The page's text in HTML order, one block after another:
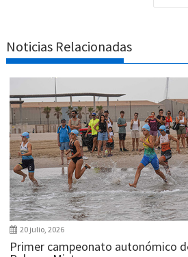
Noticias Relacionadas
20 julio, 2026
Primer campeonato autonómico